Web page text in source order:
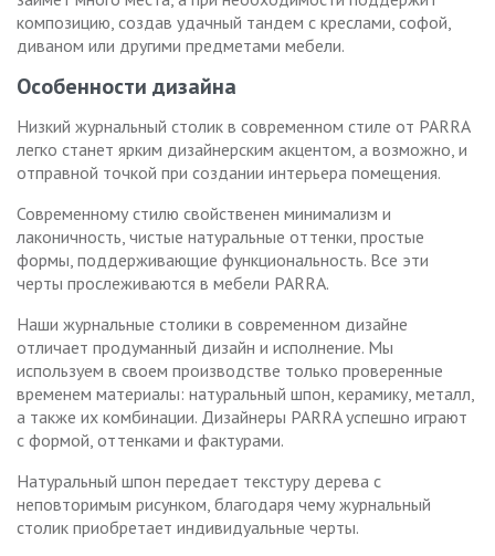
композицию, создав удачный тандем с креслами, софой,
диваном или другими предметами мебели.
Особенности дизайна
Низкий журнальный столик в современном стиле от PARRA
легко станет ярким дизайнерским акцентом, а возможно, и
отправной точкой при создании интерьера помещения.
Современному стилю свойственен минимализм и
лаконичность, чистые натуральные оттенки, простые
формы, поддерживающие функциональность. Все эти
черты прослеживаются в мебели PARRA.
Наши журнальные столики в современном дизайне
отличает продуманный дизайн и исполнение. Мы
используем в своем производстве только проверенные
временем материалы: натуральный шпон, керамику, металл,
а также их комбинации. Дизайнеры PARRA успешно играют
с формой, оттенками и фактурами.
Натуральный шпон передает текстуру дерева с
неповторимым рисунком, благодаря чему журнальный
столик приобретает индивидуальные черты.